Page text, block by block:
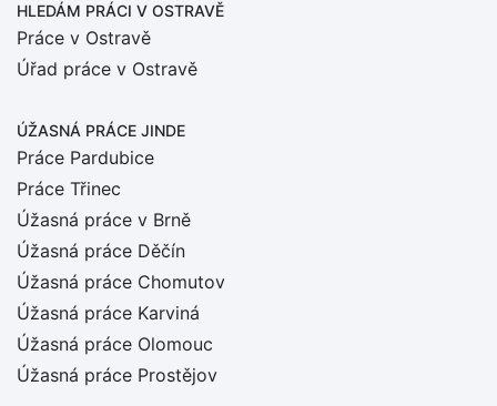
HLEDÁM PRÁCI V OSTRAVĚ
Práce v Ostravě
Úřad práce v Ostravě
ÚŽASNÁ PRÁCE JINDE
Práce Pardubice
Práce Třinec
Úžasná práce v Brně
Úžasná práce Děčín
Úžasná práce Chomutov
Úžasná práce Karviná
Úžasná práce Olomouc
Úžasná práce Prostějov